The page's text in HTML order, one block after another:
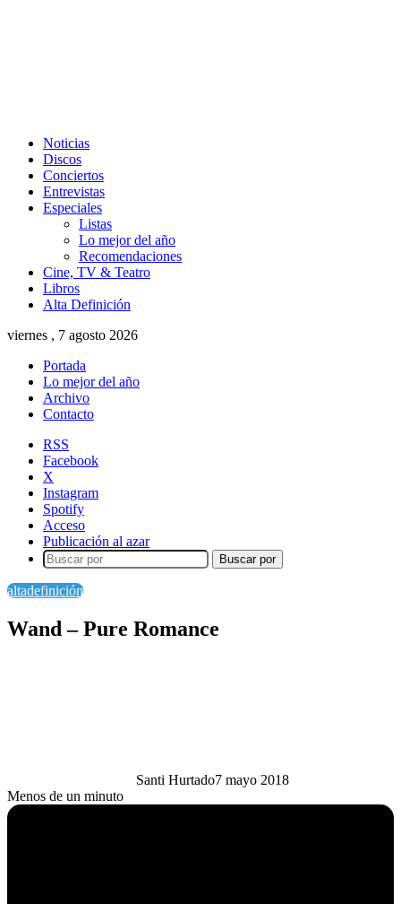
Noticias
Discos
Conciertos
Entrevistas
Especiales
Listas
Lo mejor del año
Recomendaciones
Cine, TV & Teatro
Libros
Alta Definición
viernes , 7 agosto 2026
Portada
Lo mejor del año
Archivo
Contacto
RSS
Facebook
X
Instagram
Spotify
Acceso
Publicación al azar
Buscar por
altadefinición
Wand – Pure Romance
Santi Hurtado7 mayo 2018
Menos de un minuto